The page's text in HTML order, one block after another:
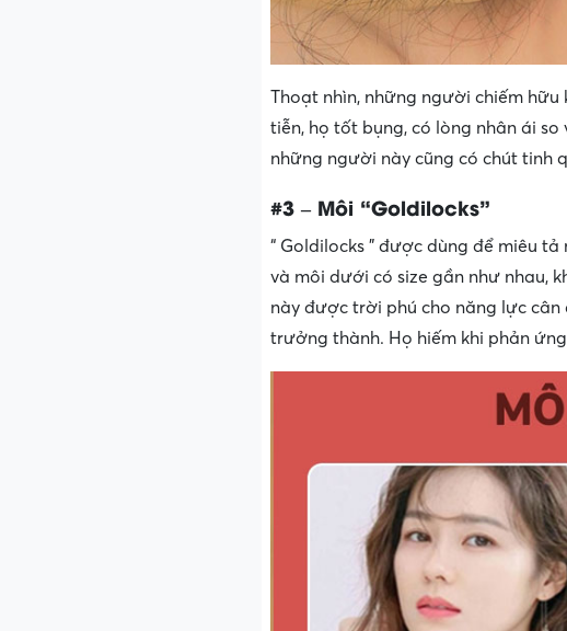
Thoạt nhìn, những người chiếm
tiễn, họ tốt bụng, có lòng nhân ái
những người này cũng có chút tinh
#3 – Môi “Goldilocks”
“ Goldilocks ” được dùng để miêu
và môi dưới có size gần như nhau,
này được trời phú cho năng lực
trưởng thành. Họ hiếm khi phản